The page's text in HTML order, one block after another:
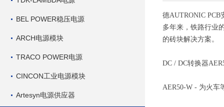
BEL POWER稳压电源
ARCH电源模块
TRACO POWER电源
CINCON工业电源模块
Artesyn电源供应器
德AUTRONIC PCB
多年来，铁路行业
的砖块解决方案。
DC / DC转换器
AER50-W - 为火车